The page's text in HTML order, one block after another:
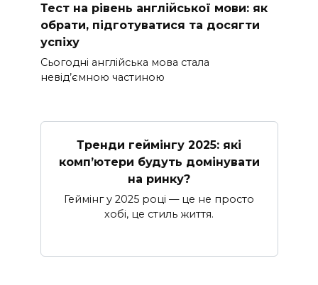
Тест на рівень англійської мови: як
обрати, підготуватися та досягти
успіху
Сьогодні англійська мова стала
невід’ємною частиною
Тренди геймінгу 2025: які
комп’ютери будуть домінувати
на ринку?
Геймінг у 2025 році — це не просто
хобі, це стиль життя.